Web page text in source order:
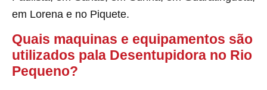
em Lorena e no Piquete.
Quais maquinas e equipamentos são
utilizados pala Desentupidora no Rio
Pequeno?